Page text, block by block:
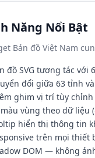
Năng Nổi Bật
Bản đồ Việt Nam
đồ SVG tương tác với
đổi giữa 63 tỉnh
ghim vị trí tùy
màu vùng theo dữ liệu
hiển thị thông tin
trên mọi thiết
DOM — không